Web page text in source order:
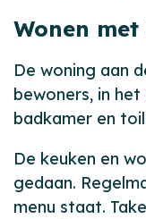
Wonen
De woning aan
bewoners, in
badkamer en
De keuken en
gedaan.
menu staat.